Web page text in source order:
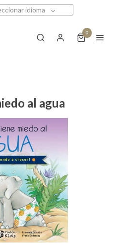
idioma
0
al agua